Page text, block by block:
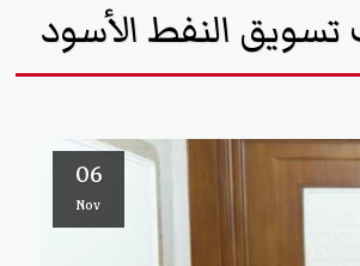
تسويق النفط الأسود
06
Nov